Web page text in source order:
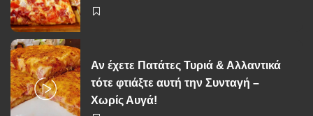
Αν έχετε Πατάτες Τυριά & Αλλαντικά
τότε φτιάξτε αυτή την Συνταγή –
Χωρίς Αυγά!